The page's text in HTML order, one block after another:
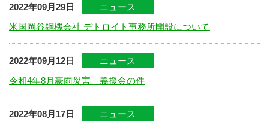
2022年09月29日
ニュース
米国岡谷鋼機会社 デトロイト事務所開設について
2022年09月12日
ニュース
令和4年8月豪雨災害 義援金の件
2022年08月17日
ニュース